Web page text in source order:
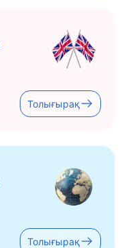
Толығырақ
Толығырақ